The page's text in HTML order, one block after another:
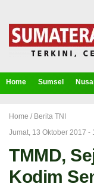
Home Sumsel
Home / Berita TNI
Jumat, 13 Oktober 2017 -
TMMD,
Kodim